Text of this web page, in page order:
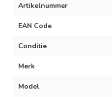
Artikelnummer
EAN Code
Conditie
Merk
Model